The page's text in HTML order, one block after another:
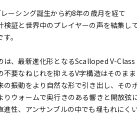
ーシング誕生から約8年の歳月を経て
検証と世界中のプレイヤーの声を結集
。
は、最新進化形となるScalloped V-Class
不要なねじれを抑えるV字構造はそのま
の振動をより自然な形で引き出し、その
りウォームで奥行きのある響きと開放弦
進性、アンサンブルの中でも埋もれにく